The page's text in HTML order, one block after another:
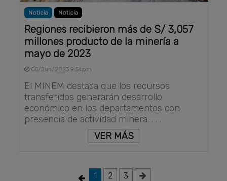
Noticia Noticia
Regiones recibieron más de S/ 3,057
millones producto de la minería a
mayo de 2023
05/Jun/2023 9:54pm
El MINEM destaca que los recursos
transferidos generarán desarrollo
económico en los departamentos con
presencia de actividad minera. . . .
VER MÁS
1 2 3